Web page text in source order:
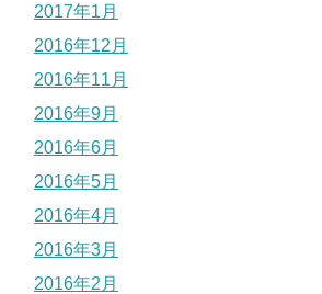
2017年1月
2016年12月
2016年11月
2016年9月
2016年6月
2016年5月
2016年4月
2016年3月
2016年2月